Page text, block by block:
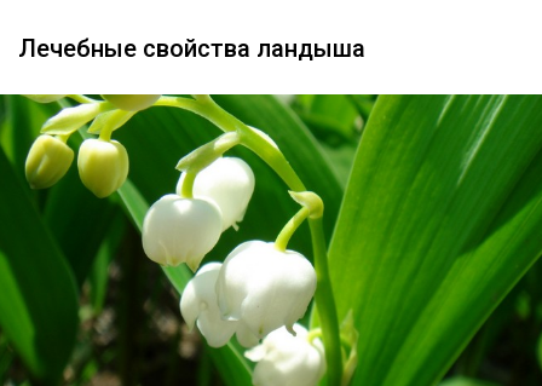
Лечебные свойства ландыша